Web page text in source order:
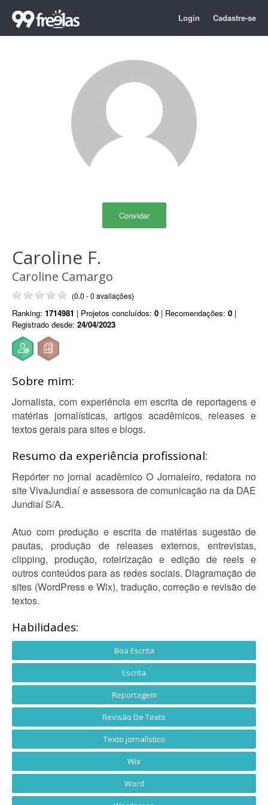
Login Cadastre-se
Convidar
Caroline F.
Caroline Camargo
(0.0 - 0 avaliações)
Ranking: 1714981 | Projetos concluídos: 0 | Recomendações: 0 |
Registrado desde: 24/04/2023
Sobre mim:
Jornalista, com experiência em escrita de reportagens e
matérias jornalísticas, artigos acadêmicos, releases e
textos gerais para sites e blogs.
Resumo da experiência profissional:
Repórter no jornal acadêmico O Jornaleiro, redatora no
site VivaJundiaí e assessora de comunicação na da DAE
Jundiaí S/A.
Atuo com produção e escrita de matérias sugestão de
pautas, produção de releases externos, entrevistas,
clipping, produção, roteirização e edição de reels e
outros conteúdos para as redes sociais. Diagramação de
sites (WordPress e Wix), tradução, correção e revisão de
textos.
Habilidades:
Boa Escrita
Escrita
Reportagem
Revisão De Texto
Texto jornalístico
Wix
Word